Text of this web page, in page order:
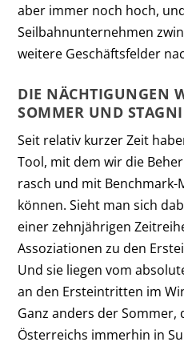
aber immer noch hoch,
Seilbahnunternehmen
weitere Geschäftsfelder
DIE NÄCHTIGUNGEN
SOMMER UND
Seit relativ kurzer Zeit
Tool, mit dem wir die
rasch und mit Benchmark-
können. Sieht man sich
einer zehnjährigen
Assoziationen zu den
Und sie liegen vom
an den Ersteintritten im
Ganz anders der
Österreichs immerhin in